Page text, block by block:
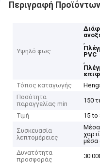
Περιγραφή Προϊόντων
Υψηλό φως
,
PVC
,
Τόπος καταγωγής
Ποσότητα
παραγγελίας min
150
Τιμή 15 to
Συσκευασία
λεπτομέρειες
Μέσα
μέσα
Δυνατότητα
προσφοράς
30